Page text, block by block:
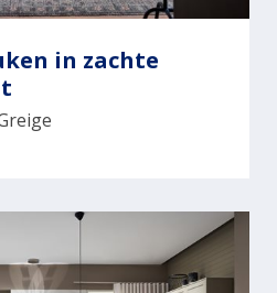
in zachte